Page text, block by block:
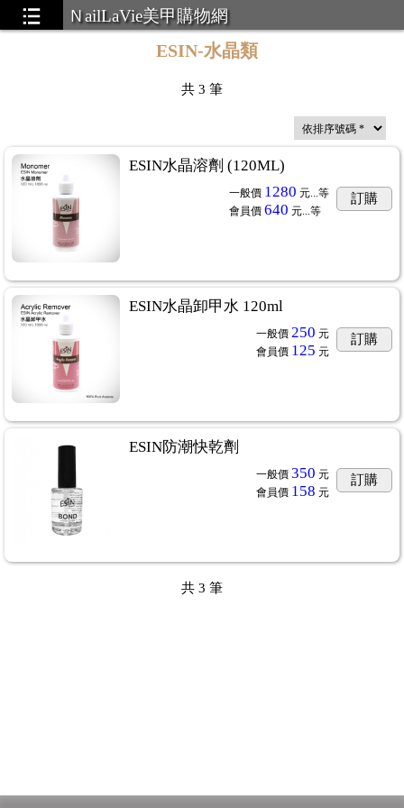
ＮailLaVie美甲購物網
...75
ESIN-水晶類
共 3 筆
ESIN水晶溶劑 (120ML)
一般價 1280 元...等
會員價 640 元...等
訂購
ESIN水晶卸甲水 120ml
一般價 250 元
會員價 125 元
訂購
ESIN防潮快乾劑
一般價 350 元
會員價 158 元
訂購
共 3 筆